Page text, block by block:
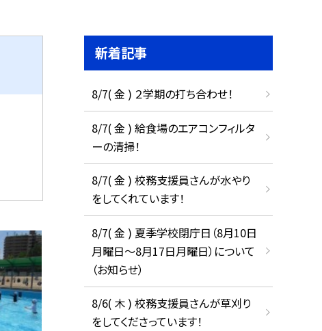
新着記事
8/7( 金 ) ２学期の打ち合わせ！
8/7( 金 ) 給食場のエアコンフィルタ
ーの清掃！
8/7( 金 ) 校務支援員さんが水やり
をしてくれています！
8/7( 金 ) 夏季学校閉庁日（8月10日
月曜日～8月17日月曜日）について
（お知らせ）
8/6( 木 ) 校務支援員さんが草刈り
をしてくださっています！